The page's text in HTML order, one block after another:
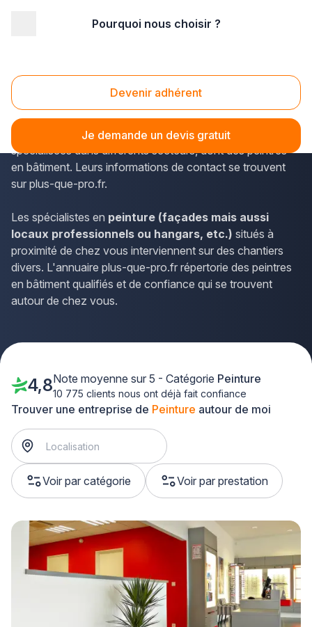
Pourquoi nous choisir ?
Devenir adhérent
Je demande un devis gratuit
Peinture Vesoul (70000)
La commune de Vesoul dans le département de la Haute-
Saône (Franche-Comté) accueille diverses sociétés
spécialisées dans différents secteurs, dont des peintres
en bâtiment. Leurs informations de contact se trouvent
sur plus-que-pro.fr.
Les spécialistes en peinture (façades mais aussi
locaux professionnels ou hangars, etc.) situés à
proximité de chez vous interviennent sur des chantiers
divers. L'annuaire plus-que-pro.fr répertorie des peintres
en bâtiment qualifiés et de confiance qui se trouvent
autour de chez vous.
Trouver une entreprise de Peinture autour de moi
Voir par catégorie Voir par prestation
4,8Note moyenne sur 5 - Catégorie Peinture
10 775 clients nous ont déjà fait confiance